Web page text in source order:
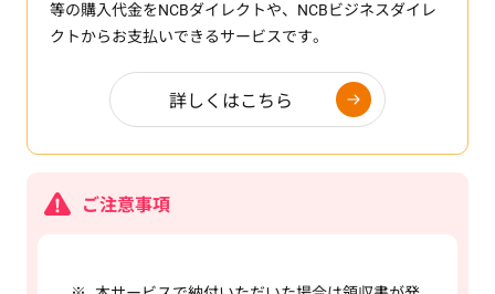
等の購入代金をNCBダイレクトや、NCBビジネスダイレ
クトからお支払いできるサービスです。
詳しくはこちら
ご注意事項